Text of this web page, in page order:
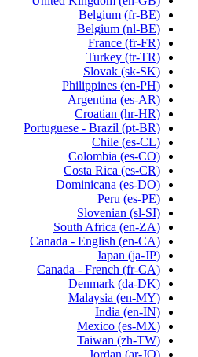
Belgium (fr-BE)
Belgium (nl-BE)
France (fr-FR)
Turkey (tr-TR)
Slovak (sk-SK)
Philippines (en-PH)
Argentina (es-AR)
Croatian (hr-HR)
Portuguese - Brazil (pt-BR)
Chile (es-CL)
Colombia (es-CO)
Costa Rica (es-CR)
Dominicana (es-DO)
Peru (es-PE)
Slovenian (sl-SI)
South Africa (en-ZA)
Canada - English (en-CA)
Japan (ja-JP)
Canada - French (fr-CA)
Denmark (da-DK)
Malaysia (en-MY)
India (en-IN)
Mexico (es-MX)
Taiwan (zh-TW)